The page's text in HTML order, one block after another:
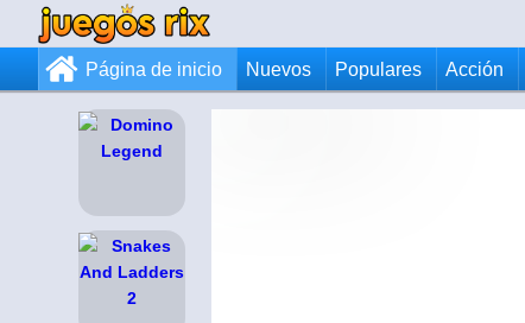
Página de inicio Nuevos Populares Acción